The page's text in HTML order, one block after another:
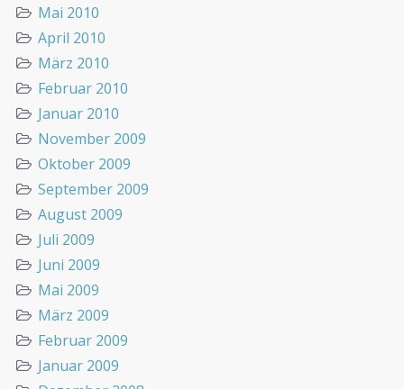
Mai 2010
April 2010
März 2010
Februar 2010
Januar 2010
November 2009
Oktober 2009
September 2009
August 2009
Juli 2009
Juni 2009
Mai 2009
März 2009
Februar 2009
Januar 2009